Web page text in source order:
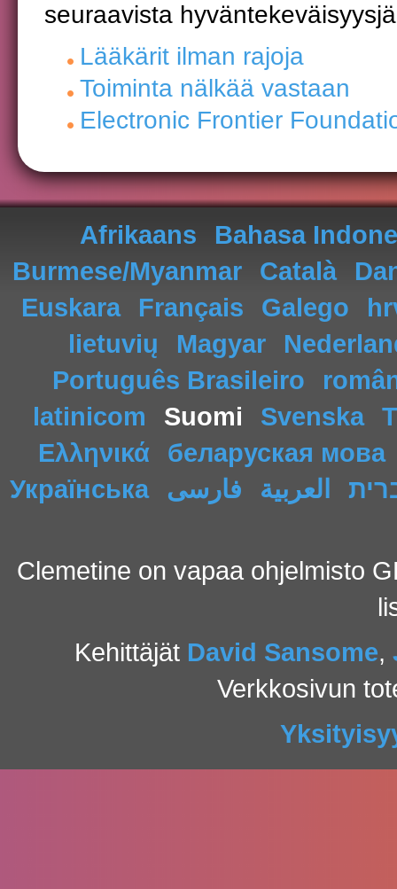
seuraavista
Lääkärit ilman rajoja
Toiminta nälkää vastaan
Electronic Frontier
Afrikaans
Bahasa
Burmese/Myanmar
Català
Euskara
Français Galego
lietuvių
Magyar
Português Brasileiro
latinicom
Suomi Svenska
Ελληνικά
беларуская мова
Українська
العربية فارسی
Clemetine on vapaa ohjelmisto
Kehittäjät David Sansome,
Verkkosivun